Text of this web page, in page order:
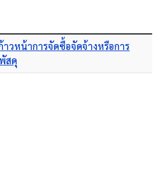
าวหน้าการจัดซื้อจัดจ้างหรือการ
สดุ